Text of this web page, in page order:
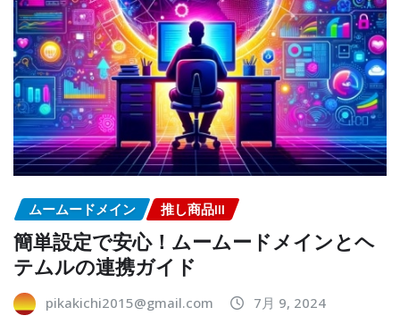
ムームードメイン 推し商品III
簡単設定で安心！ムームードメインとヘ
テムルの連携ガイド
pikakichi2015@gmail.com 7月 9, 2024